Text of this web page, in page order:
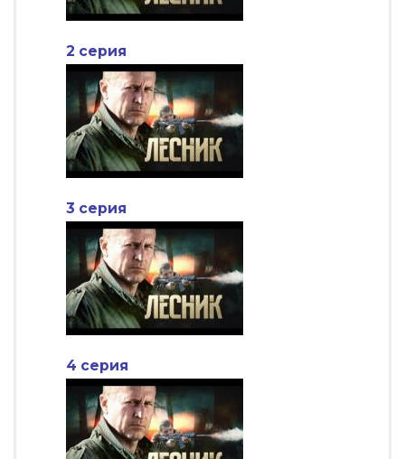
2 серия
3 серия
4 серия